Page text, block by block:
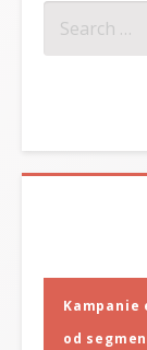
Kampanie
od